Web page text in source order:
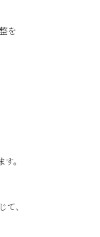
を
。
、